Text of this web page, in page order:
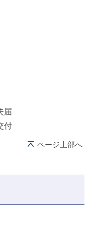
届
付
ページ上部へ